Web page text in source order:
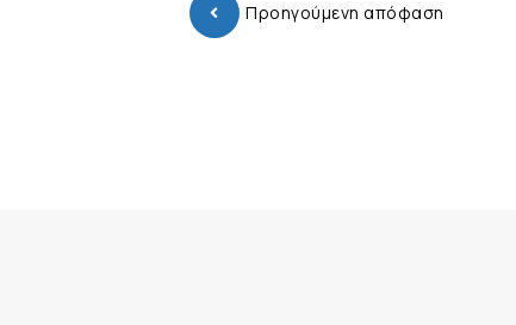
Προηγούμενη απόφαση